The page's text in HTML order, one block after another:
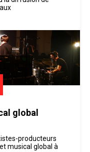
global
producteurs
musical global à